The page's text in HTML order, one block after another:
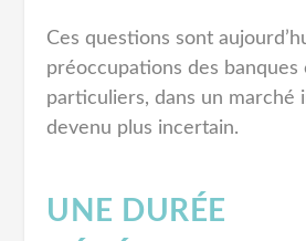
Ces questions sont
préoccupations des banques
particuliers, dans un marché
devenu plus incertain.
UNE DURÉE